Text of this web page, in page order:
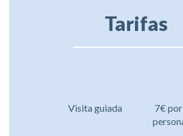
Tarifas
Visita guiada
7€ por